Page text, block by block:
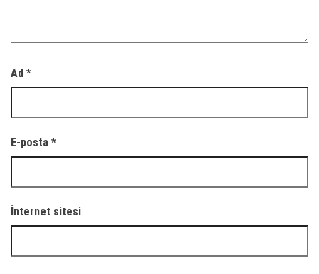
Ad *
E-posta *
İnternet sitesi